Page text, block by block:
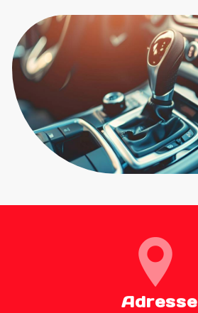
Adresse